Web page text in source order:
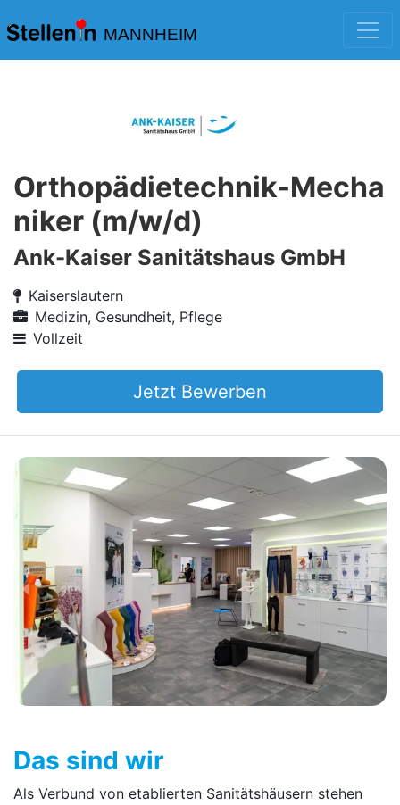
MANNHEIM
Orthopädietechnik-Mecha
niker (m/w/d)
Ank-Kaiser Sanitätshaus GmbH
Kaiserslautern
Medizin, Gesundheit, Pflege
Vollzeit
Jetzt Bewerben
Das sind wir
Als Verbund von etablierten Sanitätshäusern stehen